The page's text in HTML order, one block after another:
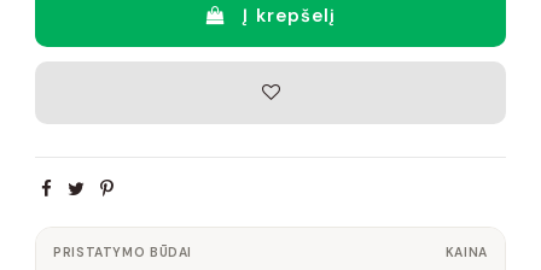
Į krepšelį
PRISTATYMO BŪDAI KAINA